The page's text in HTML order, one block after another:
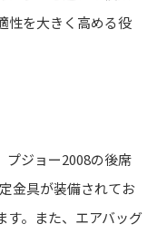
性を大きく高める役
プジョー2008の後席
金具が装備されてお
す。また、エアバッグ